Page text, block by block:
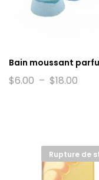
Bain moussant
$6.00 – $18.00
Rupture de